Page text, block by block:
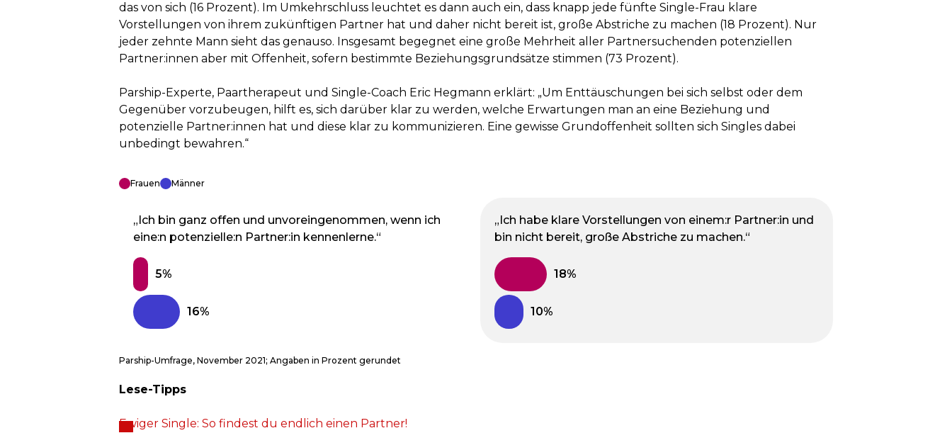
das von sich (16 Prozent). Im Umkehrschluss leuchtet es dann auch ein, dass knapp jede fünfte Single-Frau klare
Vorstellungen von ihrem zukünftigen Partner hat und daher nicht bereit ist, große Abstriche zu machen (18 Prozent). Nur
jeder zehnte Mann sieht das genauso. Insgesamt begegnet eine große Mehrheit aller Partnersuchenden potenziellen
Partner:innen aber mit Offenheit, sofern bestimmte Beziehungsgrundsätze stimmen (73 Prozent).
Parship-Experte, Paartherapeut und Single-Coach Eric Hegmann erklärt: „Um Enttäuschungen bei sich selbst oder dem
Gegenüber vorzubeugen, hilft es, sich darüber klar zu werden, welche Erwartungen man an eine Beziehung und
potenzielle Partner:innen hat und diese klar zu kommunizieren. Eine gewisse Grundoffenheit sollten sich Singles dabei
unbedingt bewahren.“
Frauen Männer
„Ich bin ganz offen und unvoreingenommen, wenn ich
eine:n potenzielle:n Partner:in kennenlerne.“
„Ich habe klare Vorstellungen von einem:r Partner:in und
bin nicht bereit, große Abstriche zu machen.“
Parship-Umfrage, November 2021; Angaben in Prozent gerundet
Lese-Tipps
Ewiger Single: So findest du endlich einen Partner!